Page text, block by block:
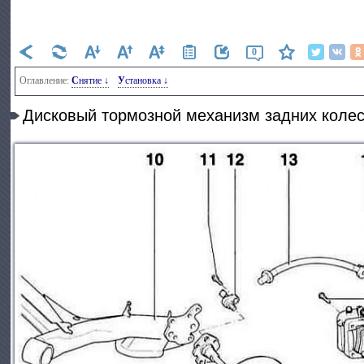
0
Оглавление: Снятие ↓ Установка ↓
Дисковый тормозной механизм задних